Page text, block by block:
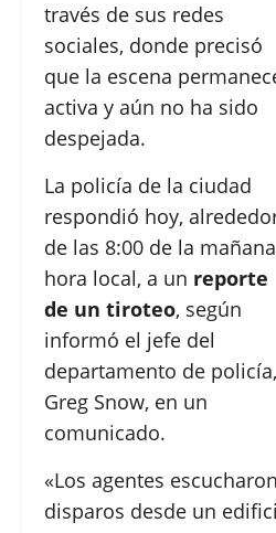
través de sus redes
sociales, donde precisó
que la escena
activa y aún no ha sido
despejada.
La policía de la ciudad
respondió hoy,
de las 8:00 de la
hora local, a un reporte
de un tiroteo, según
informó el jefe del
departamento de policía,
Greg Snow, en un
comunicado.
«Los agentes escucharon
disparos desde un